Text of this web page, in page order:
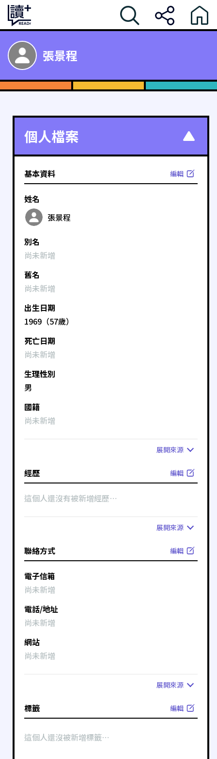
張景程
個人檔案
基本資料 編輯
姓名
張景程
別名
尚未新增
舊名
尚未新增
出生日期
1969（57歲）
死亡日期
尚未新增
生理性別
男
國籍
尚未新增
展開來源
經歷 編輯
這個人還沒有被新增經歷⋯
展開來源
聯絡方式 編輯
電子信箱
尚未新增
電話/地址
尚未新增
網站
尚未新增
展開來源
標籤 編輯
這個人還沒被新增標籤⋯